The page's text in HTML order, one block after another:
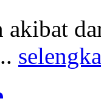
akibat